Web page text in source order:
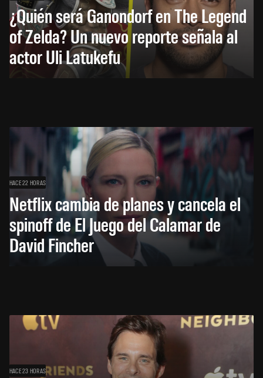
¿Quién será Ganondorf en The Legend
of Zelda? Un nuevo reporte señala al
actor Uli Latukefu
HACE 22 HORAS
Netflix cambia de planes y cancela el
spinoff de El Juego del Calamar de
David Fincher
HACE 23 HORAS